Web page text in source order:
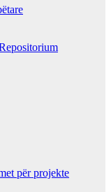
për projekte